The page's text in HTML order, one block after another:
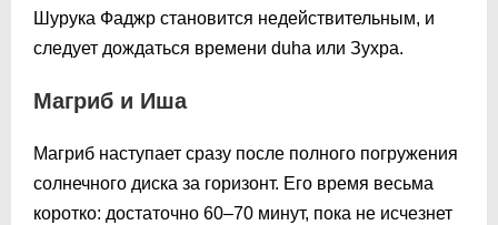
Шурука Фаджр становится недействительным, и
следует дождаться времени duha или Зухра.
Магриб и Иша
Магриб наступает сразу после полного погружения
солнечного диска за горизонт. Его время весьма
коротко: достаточно 60–70 минут, пока не исчезнет